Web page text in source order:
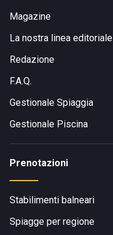
Magazine
La nostra linea editoriale
Redazione
F.A.Q.
Gestionale Spiaggia
Gestionale Piscina
Prenotazioni
Stabilimenti balneari
Spiagge per regione